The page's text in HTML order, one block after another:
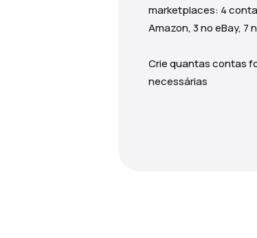
marketplaces: 4
Amazon, 3 no eBay, 7
Crie quantas contas
necessárias